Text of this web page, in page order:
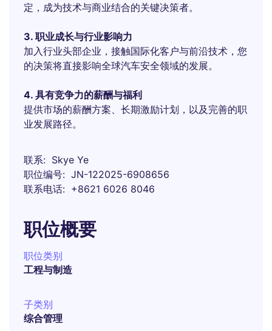
定，成为技术与商业结合的关键决策者。
3. 职业成长与行业影响力
加入行业头部企业，接触国际化客户与前沿技术，您
的决策将直接影响全球汽车安全领域的发展。
4. 具有竞争力的薪酬与福利
提供市场的薪酬方案、长期激励计划，以及完善的职
业发展路径。
联系
Skye Ye
职位编号
JN-122025-6908656
联系电话
+8621 6026 8046
职位概要
职位类别
工程与制造
子类别
综合管理